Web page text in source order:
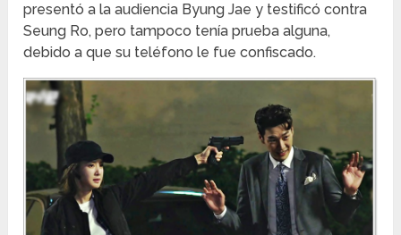
presentó a la audiencia Byung Jae y testificó contra
Seung Ro, pero tampoco tenía prueba alguna,
debido a que su teléfono le fue confiscado.